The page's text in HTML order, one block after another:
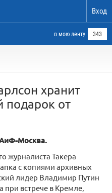
Вход
в мою ленту 343
хранит
от
Москва.
журналиста Такера
с копиями архивных
лидер Владимир Путин
при встрече в Кремле,